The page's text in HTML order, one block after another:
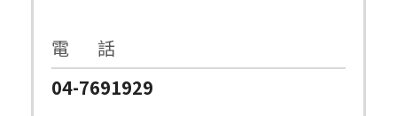
電 話
04-7691929